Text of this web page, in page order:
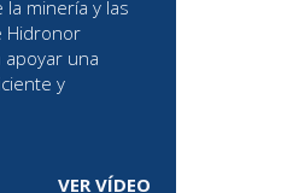
minería y las
Hidronor
una
y
VER VÍDEO